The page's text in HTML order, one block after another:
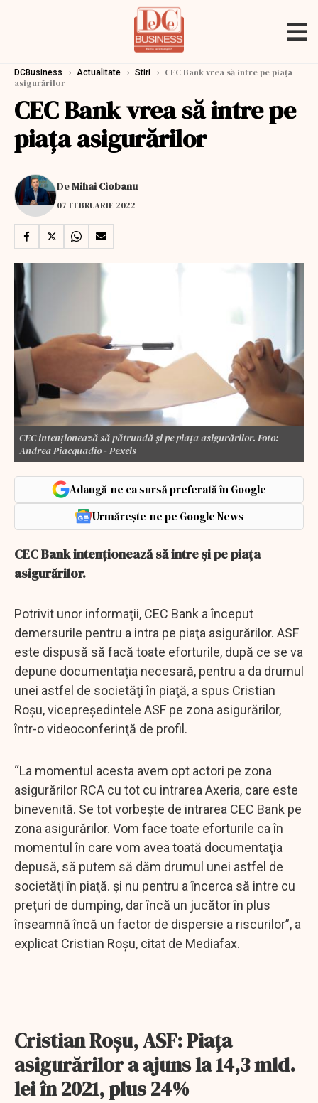
DCBusiness › Actualitate › Stiri › CEC Bank vrea să intre pe piaţa
asigurărilor
CEC Bank vrea să intre pe
piaţa asigurărilor
DeMihai Ciobanu
07 FEBRUARIE 2022
CEC intenţionează să pătrundă şi pe piaţa asigurărilor. Foto:
Andrea Piacquadio - Pexels
Adaugă-ne ca sursă preferată în Google
Urmărește-ne pe Google News
CEC Bank intenţionează să intre şi pe piaţa
asigurărilor.
Potrivit unor informaţii, CEC Bank a început
demersurile pentru a intra pe piaţa asigurărilor. ASF
este dispusă să facă toate eforturile, după ce se va
depune documentaţia necesară, pentru a da drumul
unei astfel de societăţi în piaţă, a spus Cristian
Roşu, vicepreşedintele ASF pe zona asigurărilor,
într-o videoconferinţă de profil.
“La momentul acesta avem opt actori pe zona
asigurărilor RCA cu tot cu intrarea Axeria, care este
binevenită. Se tot vorbeşte de intrarea CEC Bank pe
zona asigurărilor. Vom face toate eforturile ca în
momentul în care vom avea toată documentaţia
depusă, să putem să dăm drumul unei astfel de
societăţi în piaţă. şi nu pentru a încerca să intre cu
preţuri de dumping, dar încă un jucător în plus
înseamnă încă un factor de dispersie a riscurilor”, a
explicat Cristian Roşu, citat de Mediafax.
Cristian Roşu, ASF: Piaţa
asigurărilor a ajuns la 14,3 mld.
lei în 2021, plus 24%